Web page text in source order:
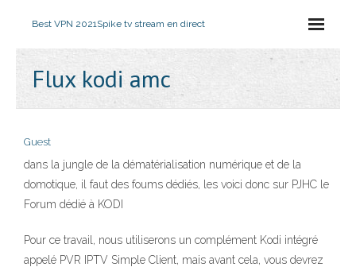
Best VPN 2021Spike tv stream en direct
Flux kodi amc
Guest
dans la jungle de la dématérialisation numérique et de la
domotique, il faut des foums dédiés, les voici donc sur PJHC le
Forum dédié à KODI
Pour ce travail, nous utiliserons un complément Kodi intégré
appelé PVR IPTV Simple Client, mais avant cela, vous devrez